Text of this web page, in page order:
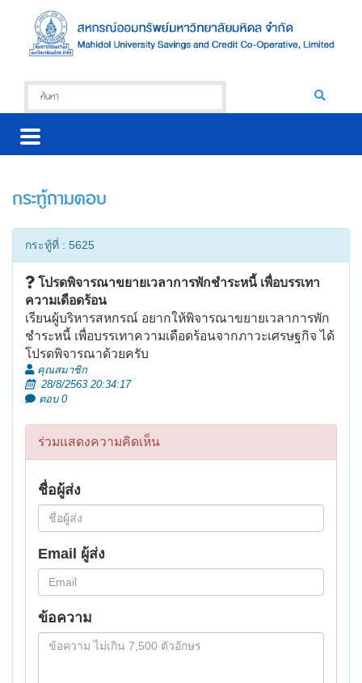
กระทู้ถามตอบ
กระทู้ที่ : 5625
โปรดพิจารณาขยายเวลาการพักชำระหนี้ เพื่อบรรเทา
ความเดือดร้อน
เรียนผู้บริหารสหกรณ์ อยากให้พิจารณาขยายเวลาการพัก
ชำระหนี้ เพื่อบรรเทาความเดือดร้อนจากภาวะเศรษฐกิจ ได้
โปรดพิจารณาด้วยครับ
คุณสมาชิก
28/8/2563 20:34:17
ตอบ 0
ร่วมแสดงความคิดเห็น
ชื่อผู้ส่ง
Email ผู้ส่ง
ข้อความ